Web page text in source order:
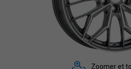
Zoomer et